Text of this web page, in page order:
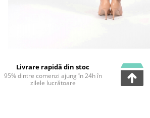
Livrare rapidă din stoc
95% dintre comenzi ajung în 24h în
zilele lucrătoare